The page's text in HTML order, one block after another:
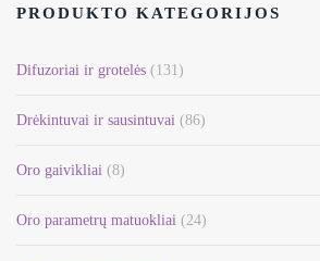
PRODUKTO KATEGORIJOS
Difuzoriai ir grotelės (131)
Drėkintuvai ir sausintuvai (86)
Oro gaivikliai (8)
Oro parametrų matuokliai (24)